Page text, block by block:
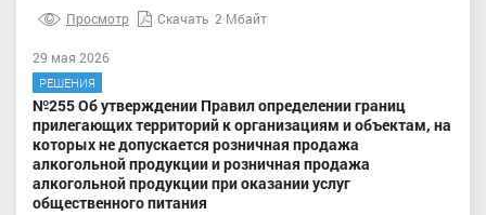
Просмотр Скачать 2 Мбайт
29 мая 2026
РЕШЕНИЯ
№255 Об утверждении Правил определении границ
прилегающих территорий к организациям и объектам, на
которых не допускается розничная продажа
алкогольной продукции и розничная продажа
алкогольной продукции при оказании услуг
общественного питания